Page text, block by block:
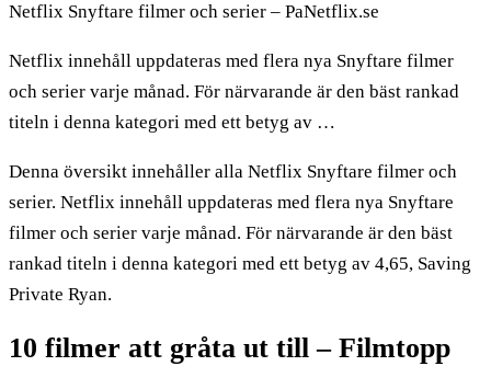
Netflix Snyftare filmer och serier – PaNetflix.se
Netflix innehåll uppdateras med flera nya Snyftare filmer
och serier varje månad. För närvarande är den bäst rankad
titeln i denna kategori med ett betyg av …
Denna översikt innehåller alla Netflix Snyftare filmer och
serier. Netflix innehåll uppdateras med flera nya Snyftare
filmer och serier varje månad. För närvarande är den bäst
rankad titeln i denna kategori med ett betyg av 4,65, Saving
Private Ryan.
10 filmer att gråta ut till – Filmtopp